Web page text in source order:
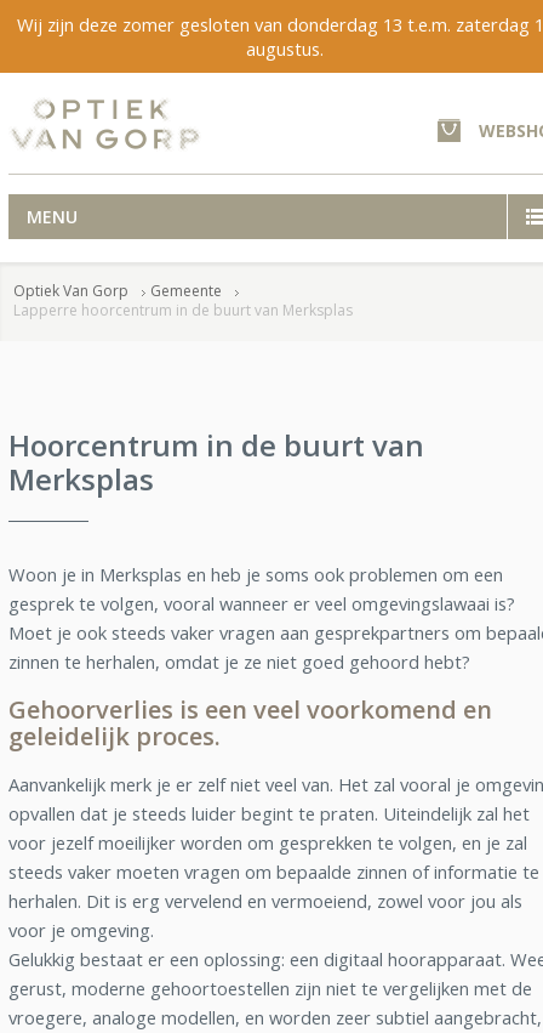
Wij zijn deze zomer gesloten van donderdag 13 t.e.m. zaterdag
augustus.
MENU
Optiek Van Gorp
Gemeente
Lapperre hoorcentrum in de buurt van Merksplas
Hoorcentrum in de buurt van
Merksplas
Woon je in Merksplas en heb je soms ook problemen om een
gesprek te volgen, vooral wanneer er veel omgevingslawaai is?
Moet je ook steeds vaker vragen aan gesprekpartners om
zinnen te herhalen, omdat je ze niet goed gehoord hebt?
Gehoorverlies is een veel voorkomend en
geleidelijk proces.
Aanvankelijk merk je er zelf niet veel van. Het zal vooral je
opvallen dat je steeds luider begint te praten. Uiteindelijk zal het
voor jezelf moeilijker worden om gesprekken te volgen, en je zal
steeds vaker moeten vragen om bepaalde zinnen of informatie te
herhalen. Dit is erg vervelend en vermoeiend, zowel voor jou als
voor je omgeving.
Gelukkig bestaat er een oplossing: een digitaal hoorapparaat.
gerust, moderne gehoortoestellen zijn niet te vergelijken met de
vroegere, analoge modellen, en worden zeer subtiel aangebracht,